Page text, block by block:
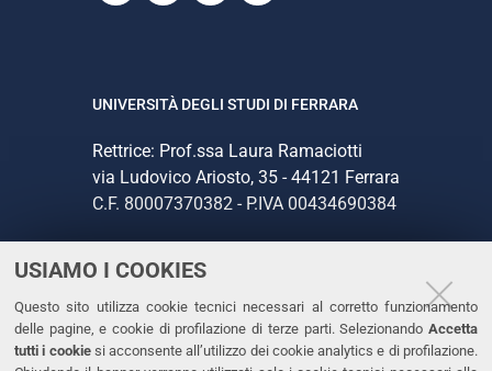
USIAMO I COOKIES
Questo sito utilizza cookie tecnici necessari al corretto funzionamento
delle pagine, e cookie di profilazione di terze parti. Selezionando Accetta
tutti i cookiesi acconsente all’utilizzo dei cookie analytics e di profilazione.
UNIVERSITÀ DEGLI STUDI DI FERRARA
Rettrice: Prof.ssa Laura Ramaciotti
via Ludovico Ariosto, 35 - 44121 Ferrara
C.F. 80007370382 - P.IVA 00434690384
CONTATTI
Tel. +39 0532 293111
Fax. +39 0532 293031